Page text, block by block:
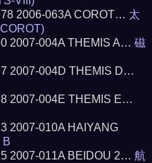
2006-063A COROT… 太
2007-004A THEMIS A…磁
2007-004D THEMIS D…
2007-004E THEMIS E…
2007-010A HAIYANG
B
2007-011A BEIDOU 2…航